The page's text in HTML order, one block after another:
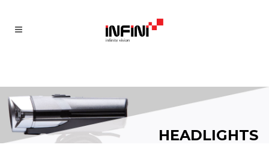
HEADLIGHTS